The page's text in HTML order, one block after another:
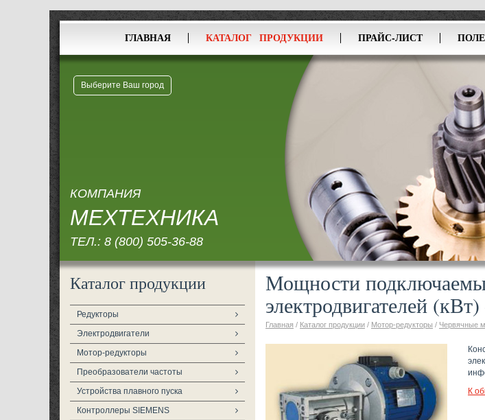
ГЛАВНАЯ КАТАЛОГ ПРОДУКЦИИ ПРАЙС-ЛИСТ
Выберите Ваш город
КОМПАНИЯ
МЕХТЕХНИКА
ТЕЛ.: 8 (800) 505-36-88
Каталог продукции
Редукторы
Электродвигатели
Мотор-редукторы
Преобразователи частоты
Устройства плавного пуска
Контроллеры SIEMENS
Мощности
электродвигателей
Главная / Каталог продукции / Мотор-редукторы / Червячные
К